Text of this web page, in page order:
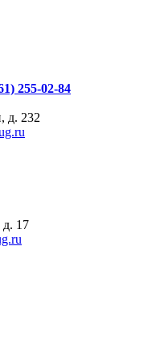
255-02-84
д. 232
д. 17